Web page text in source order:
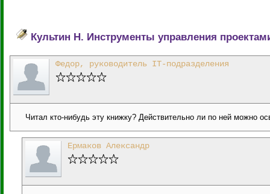
Культин Н. Инструменты управления
Федор, руководитель IT-подразделения
Читал кто-нибудь эту книжку? Действительно ли по ней можно
Ермаков Александр